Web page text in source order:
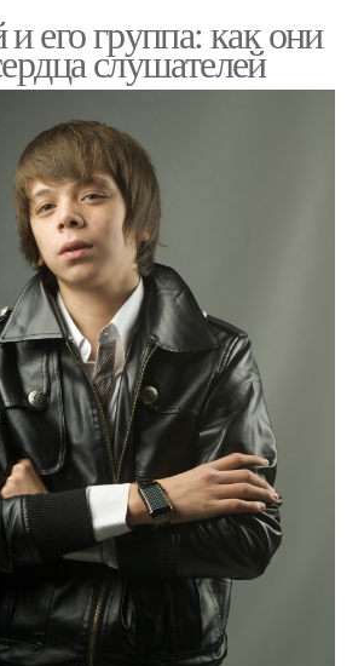
его группа: как они
слушателей